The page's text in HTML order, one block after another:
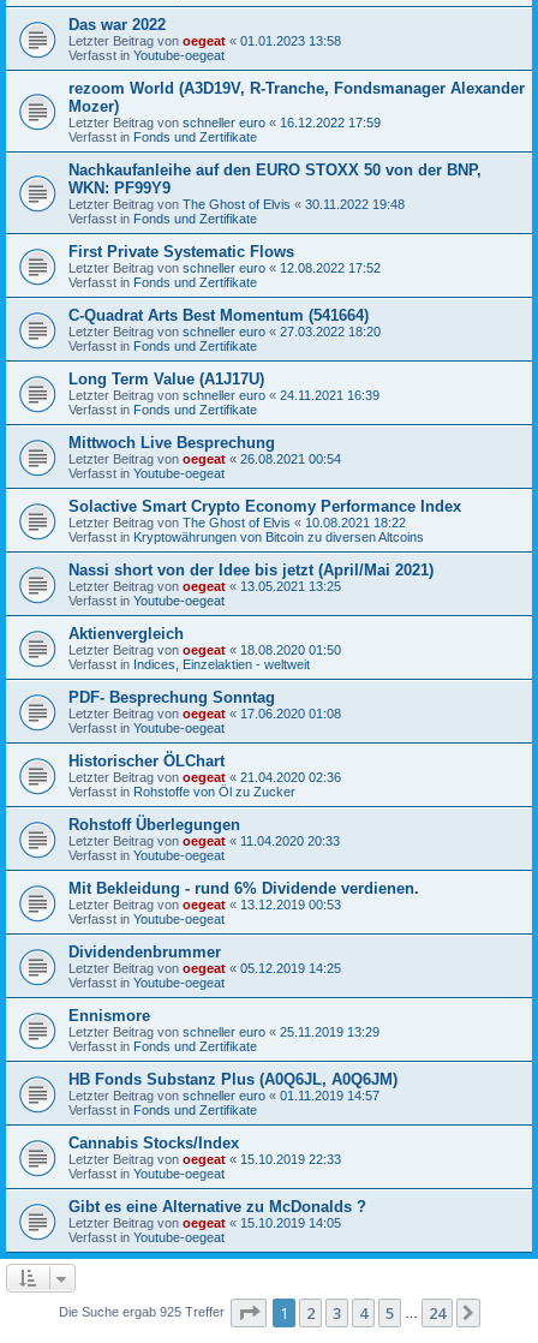
Das war 2022
Letzter Beitrag von oegeat « 01.01.2023 13:58
Verfasst in Youtube-oegeat
rezoom World (A3D19V, R-Tranche, Fondsmanager Alexander
Mozer)
Letzter Beitrag von schneller euro « 16.12.2022 17:59
Verfasst in Fonds und Zertifikate
Nachkaufanleihe auf den EURO STOXX 50 von der BNP,
WKN: PF99Y9
Letzter Beitrag von The Ghost of Elvis « 30.11.2022 19:48
Verfasst in Fonds und Zertifikate
First Private Systematic Flows
Letzter Beitrag von schneller euro « 12.08.2022 17:52
Verfasst in Fonds und Zertifikate
C-Quadrat Arts Best Momentum (541664)
Letzter Beitrag von schneller euro « 27.03.2022 18:20
Verfasst in Fonds und Zertifikate
Long Term Value (A1J17U)
Letzter Beitrag von schneller euro « 24.11.2021 16:39
Verfasst in Fonds und Zertifikate
Mittwoch Live Besprechung
Letzter Beitrag von oegeat « 26.08.2021 00:54
Verfasst in Youtube-oegeat
Solactive Smart Crypto Economy Performance Index
Letzter Beitrag von The Ghost of Elvis « 10.08.2021 18:22
Verfasst in Kryptowährungen von Bitcoin zu diversen Altcoins
Nassi short von der Idee bis jetzt (April/Mai 2021)
Letzter Beitrag von oegeat « 13.05.2021 13:25
Verfasst in Youtube-oegeat
Aktienvergleich
Letzter Beitrag von oegeat « 18.08.2020 01:50
Verfasst in Indices, Einzelaktien - weltweit
PDF- Besprechung Sonntag
Letzter Beitrag von oegeat « 17.06.2020 01:08
Verfasst in Youtube-oegeat
Historischer ÖLChart
Letzter Beitrag von oegeat « 21.04.2020 02:36
Verfasst in Rohstoffe von Öl zu Zucker
Rohstoff Überlegungen
Letzter Beitrag von oegeat « 11.04.2020 20:33
Verfasst in Youtube-oegeat
Mit Bekleidung - rund 6% Dividende verdienen.
Letzter Beitrag von oegeat « 13.12.2019 00:53
Verfasst in Youtube-oegeat
Dividendenbrummer
Letzter Beitrag von oegeat « 05.12.2019 14:25
Verfasst in Youtube-oegeat
Ennismore
Letzter Beitrag von schneller euro « 25.11.2019 13:29
Verfasst in Fonds und Zertifikate
HB Fonds Substanz Plus (A0Q6JL, A0Q6JM)
Letzter Beitrag von schneller euro « 01.11.2019 14:57
Verfasst in Fonds und Zertifikate
Cannabis Stocks/Index
Letzter Beitrag von oegeat « 15.10.2019 22:33
Verfasst in Youtube-oegeat
Gibt es eine Alternative zu McDonalds ?
Letzter Beitrag von oegeat « 15.10.2019 14:05
Verfasst in Youtube-oegeat
Die Suche ergab 925 Treffer Seite 1von 24
1 2 3 4 5 24